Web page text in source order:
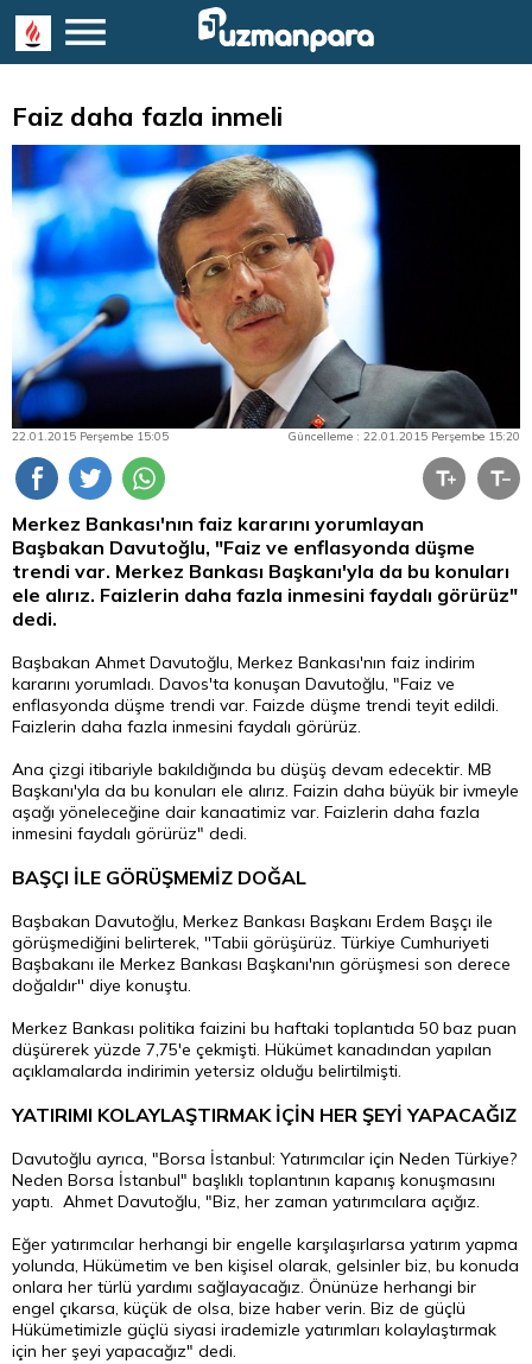
Faiz daha fazla inmeli
22.01.2015 Perşembe 15:05 Güncelleme : 22.01.2015 Perşembe 15:20
Merkez Bankası'nın faiz kararını yorumlayan
Başbakan Davutoğlu, "Faiz ve enflasyonda düşme
trendi var. Merkez Bankası Başkanı'yla da bu konuları
ele alırız. Faizlerin daha fazla inmesini faydalı görürüz"
dedi.
Başbakan Ahmet Davutoğlu, Merkez Bankası'nın faiz indirim
kararını yorumladı. Davos'ta konuşan Davutoğlu, "Faiz ve
enflasyonda düşme trendi var. Faizde düşme trendi teyit edildi.
Faizlerin daha fazla inmesini faydalı görürüz.
Ana çizgi itibariyle bakıldığında bu düşüş devam edecektir. MB
Başkanı'yla da bu konuları ele alırız. Faizin daha büyük bir ivmeyle
aşağı yöneleceğine dair kanaatimiz var. Faizlerin daha fazla
inmesini faydalı görürüz" dedi.
BAŞÇI İLE GÖRÜŞMEMİZ DOĞAL
Başbakan Davutoğlu, Merkez Bankası Başkanı Erdem Başçı ile
görüşmediğini belirterek, ''Tabii görüşürüz. Türkiye Cumhuriyeti
Başbakanı ile Merkez Bankası Başkanı'nın görüşmesi son derece
doğaldır'' diye konuştu.
Merkez Bankası politika faizini bu haftaki toplantıda 50 baz puan
düşürerek yüzde 7,75'e çekmişti. Hükümet kanadından yapılan
açıklamalarda indirimin yetersiz olduğu belirtilmişti.
YATIRIMI KOLAYLAŞTIRMAK İÇİN HER ŞEYİ YAPACAĞIZ
Davutoğlu ayrıca, "Borsa İstanbul: Yatırımcılar için Neden Türkiye?
Neden Borsa İstanbul" başlıklı toplantının kapanış konuşmasını
yaptı. Ahmet Davutoğlu, "Biz, her zaman yatırımcılara açığız.
Eğer yatırımcılar herhangi bir engelle karşılaşırlarsa yatırım yapma
yolunda, Hükümetim ve ben kişisel olarak, gelsinler biz, bu konuda
onlara her türlü yardımı sağlayacağız. Önünüze herhangi bir
engel çıkarsa, küçük de olsa, bize haber verin. Biz de güçlü
Hükümetimizle güçlü siyasi irademizle yatırımları kolaylaştırmak
için her şeyi yapacağız" dedi.